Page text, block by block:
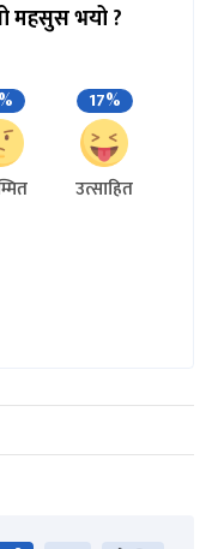
महसुस भयो ?
17%
उत्साहित